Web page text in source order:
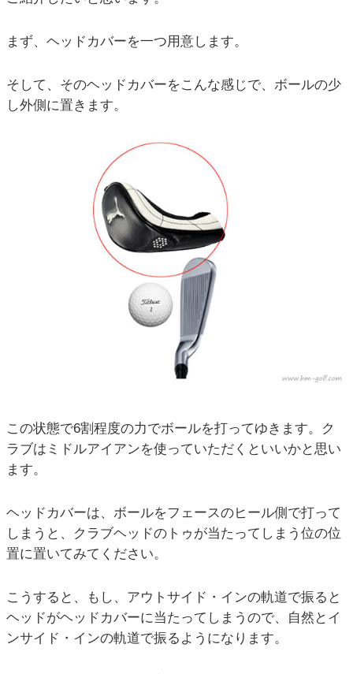
まず、ヘッドカバーを一つ用意します。
そして、そのヘッドカバーをこんな感じで、ボールの少
し外側に置きます。
この状態で6割程度の力でボールを打ってゆきます。ク
ラブはミドルアイアンを使っていただくといいかと思い
ます。
ヘッドカバーは、ボールをフェースのヒール側で打って
しまうと、クラブヘッドのトゥが当たってしまう位の位
置に置いてみてください。
こうすると、もし、アウトサイド・インの軌道で振ると
ヘッドがヘッドカバーに当たってしまうので、自然とイ
ンサイド・インの軌道で振るようになります。